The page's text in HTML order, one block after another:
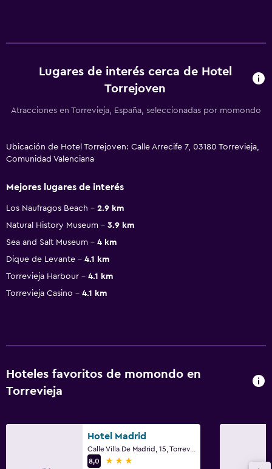
Lugares de interés cerca de Hotel
Torrejoven
Atracciones en Torrevieja, España, seleccionadas por momondo
Ubicación de Hotel Torrejoven: Calle Arrecife 7, 03180 Torrevieja,
Comunidad Valenciana
Mejores lugares de interés
Los Naufragos Beach
2.9 km
Natural History Museum
3.9 km
Sea and Salt Museum
4 km
Dique de Levante
4.1 km
Torrevieja Harbour
4.1 km
Torrevieja Casino
4.1 km
Hoteles favoritos de momondo en
Torrevieja
Hotel Madrid
8,0
3 estrellas